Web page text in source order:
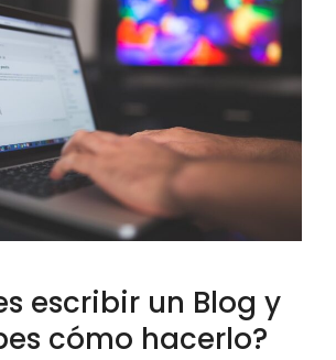
escribir un Blog y
cómo hacerlo?